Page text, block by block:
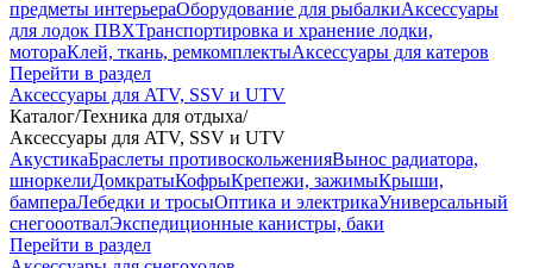
предметы интерьераОборудование для рыбалкиАксессуары
для лодок ПВХТранспортировка и хранение лодки,
мотораКлей, ткань, ремкомплектыАксессуары для катеров
Перейти в раздел
Аксессуары для ATV, SSV и UTV
Каталог/Техника для отдыха/
Аксессуары для ATV, SSV и UTV
АкустикаБраслеты противоскольженияВынос радиатора,
шноркелиДомкратыКофрыКрепежи, зажимыКрыши,
бампераЛебедки и тросыОптика и электрикаУниверсальный
снегооотвалЭкспедиционные канистры, баки
Перейти в раздел